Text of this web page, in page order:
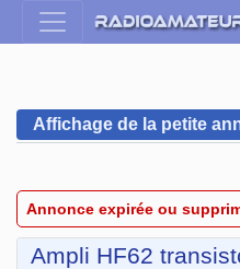
Affichage de la petite
Annonce expirée ou
Ampli HF62